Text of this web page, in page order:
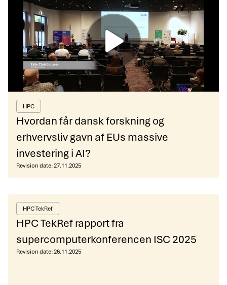
HPC
Hvordan får dansk forskning og
erhvervsliv gavn af EUs massive
investering i AI?
Revision date:27.11.2025
HPC TekRef
HPC TekRef rapport fra
supercomputerkonferencen ISC 2025
Revision date:26.11.2025